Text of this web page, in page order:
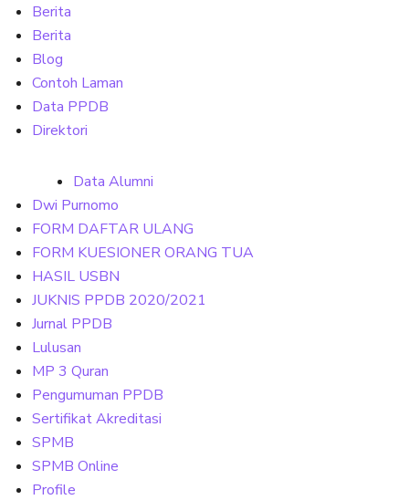
Berita
Berita
Blog
Contoh Laman
Data PPDB
Direktori
Data Alumni
Dwi Purnomo
FORM DAFTAR ULANG
FORM KUESIONER ORANG TUA
HASIL USBN
JUKNIS PPDB 2020/2021
Jurnal PPDB
Lulusan
MP 3 Quran
Pengumuman PPDB
Sertifikat Akreditasi
SPMB
SPMB Online
Profile